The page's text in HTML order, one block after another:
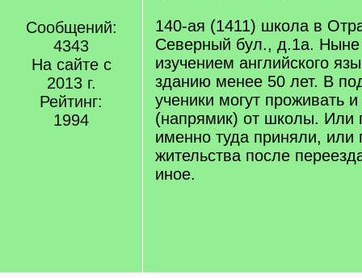
Сообщений:
4343
На сайте с
2013 г.
Рейтинг:
1994
140-ая (1411) школа в
Северный бул., д.1а. Ныне
изучением английского
зданию менее 50 лет. В
ученики могут проживать
(напрямик) от школы. Или
именно туда приняли, или
жительства после
иное.